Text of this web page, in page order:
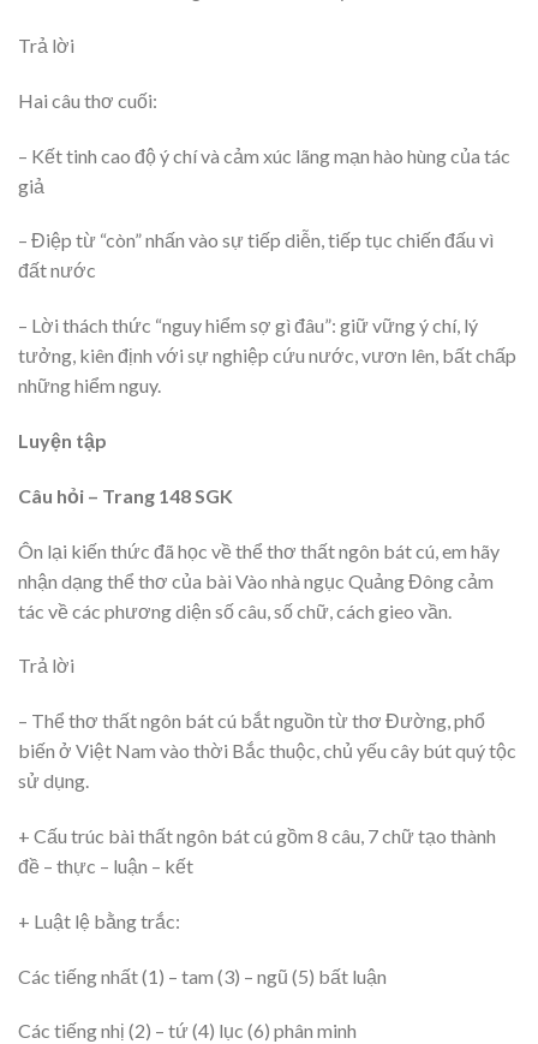
Trả lời
Hai câu thơ cuối:
– Kết tinh cao độ ý chí và cảm xúc lãng mạn hào hùng của tác
giả
– Điệp từ “còn” nhấn vào sự tiếp diễn, tiếp tục chiến đấu vì
đất nước
– Lời thách thức “nguy hiểm sợ gì đâu”: giữ vững ý chí, lý
tưởng, kiên định với sự nghiệp cứu nước, vươn lên, bất chấp
những hiểm nguy.
Luyện tập
Câu hỏi – Trang 148 SGK
Ôn lại kiến thức đã học về thể thơ thất ngôn bát cú, em hãy
nhận dạng thể thơ của bài Vào nhà ngục Quảng Đông cảm
tác về các phương diện số câu, số chữ, cách gieo vần.
Trả lời
– Thể thơ thất ngôn bát cú bắt nguồn từ thơ Đường, phổ
biến ở Việt Nam vào thời Bắc thuộc, chủ yếu cây bút quý tộc
sử dụng.
+ Cấu trúc bài thất ngôn bát cú gồm 8 câu, 7 chữ tạo thành
đề – thực – luận – kết
+ Luật lệ bằng trắc:
Các tiếng nhất (1) – tam (3) – ngũ (5) bất luận
Các tiếng nhị (2) – tứ (4) lục (6) phân minh